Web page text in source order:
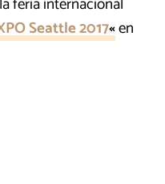
Seattle 2017«en